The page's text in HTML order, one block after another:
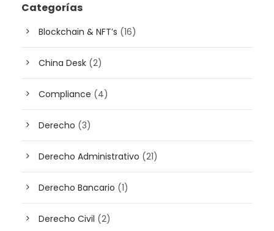
Categorías
Blockchain & NFT’s (16)
China Desk (2)
Compliance (4)
Derecho (3)
Derecho Administrativo (21)
Derecho Bancario (1)
Derecho Civil (2)